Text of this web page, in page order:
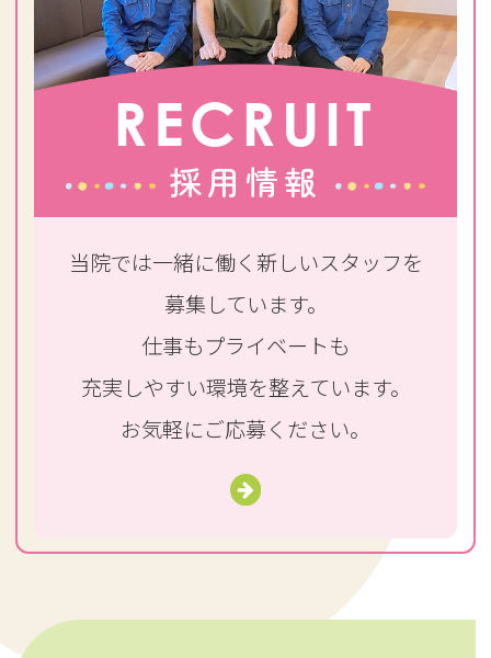
RECRUIT
採用情報
当院では一緒に働く新しいスタッフを
募集しています。
仕事もプライベートも
充実しやすい環境を整えています。
お気軽にご応募ください。